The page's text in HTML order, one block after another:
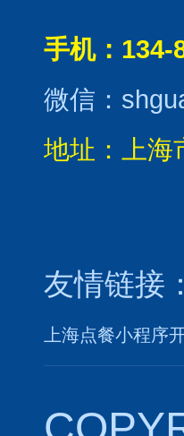
手机：134-
微信：
地址：上海
友情链接：
上海点餐小程序